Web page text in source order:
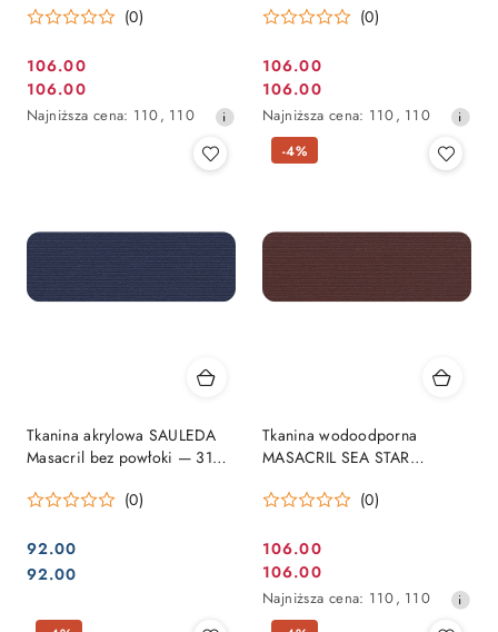
cm kolor - ciemnoniebieski
(0)
Cena
promocyjna:
106.00
Cena
promocyjna:
106.00
Najniższa
obniżką
Najniższa cena: 110, 110
cm kolor - jasny beż (Marfil)
(0)
Cena
promocyjna:
106.00
Cena
promocyjna:
106.00
Najniższa
cena
obniżką
Najniższa cena: 110, 110
Tkanina akrylowa SAULEDA
Masacril bez powłoki — 310
marino
(0)
Cena:
92.00
Cena:
92.00
Tkanina wodoodporna
MASACRIL SEA STAR
cm kolor bordowy (Granate)
(0)
Cena
promocyjna:
106.00
Cena
promocyjna:
106.00
Najniższa
cena
Najniższa cena: 110, 110
-4%